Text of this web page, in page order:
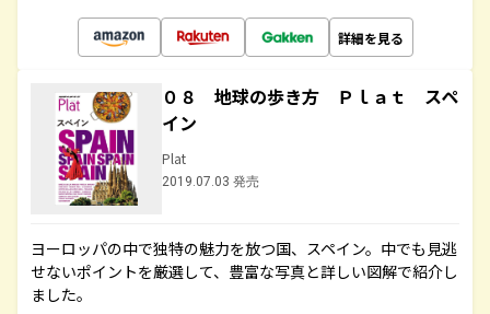
詳細を見る
０８ 地球の歩き方 Ｐｌａｔ スペ
イン
Plat
2019.07.03 発売
ヨーロッパの中で独特の魅力を放つ国、スペイン。中でも見逃
せないポイントを厳選して、豊富な写真と詳しい図解で紹介し
ました。